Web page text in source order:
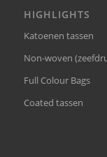
HIGHLIGHTS
Katoenen tassen
Non-woven
Full Colour Bags
Coated tassen